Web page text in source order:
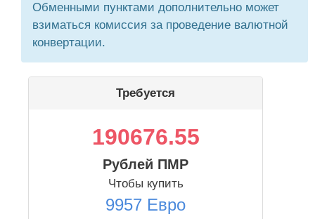
Обменными пунктами дополнительно может
взиматься комиссия за проведение валютной
конвертации.
Требуется
190676.55
Рублей ПМР
Чтобы купить
9957 Евро